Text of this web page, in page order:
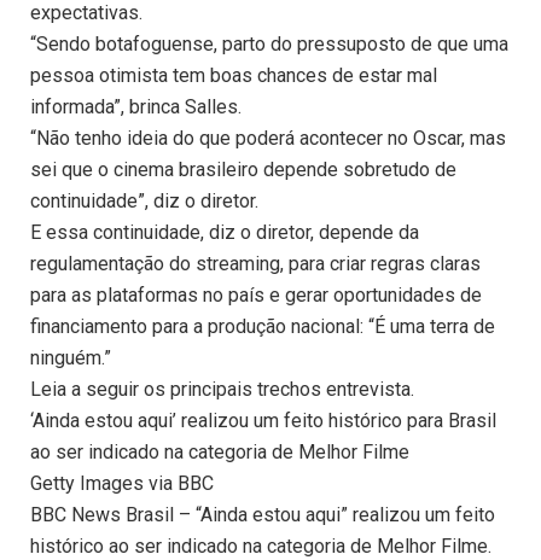
expectativas.
“Sendo botafoguense, parto do pressuposto de que uma
pessoa otimista tem boas chances de estar mal
informada”, brinca Salles.
“Não tenho ideia do que poderá acontecer no Oscar, mas
sei que o cinema brasileiro depende sobretudo de
continuidade”, diz o diretor.
E essa continuidade, diz o diretor, depende da
regulamentação do streaming, para criar regras claras
para as plataformas no país e gerar oportunidades de
financiamento para a produção nacional: “É uma terra de
ninguém.”
Leia a seguir os principais trechos entrevista.
‘Ainda estou aqui’ realizou um feito histórico para Brasil
ao ser indicado na categoria de Melhor Filme
Getty Images via BBC
BBC News Brasil – “Ainda estou aqui” realizou um feito
histórico ao ser indicado na categoria de Melhor Filme.